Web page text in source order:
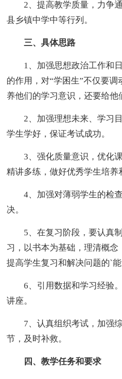
2、提高教学质量，力争通
县乡镇中学中等行列。
三、具体思路
1、加强思想政治工作和日
的作用，对“学困生”不仅要
养他们的学习意识，还要给他
2、加强理想未来、学习目
学生学好，保证考试成功。
3、强化质量意识，优化课
精讲多练，做好优秀学生培养
4、加强对薄弱学生的检查
决。
5、在复习阶段，要认真制
习，以书本为基础，理清概念
提高学生复习和解决问题的`能
6、引用数据和学习经验。
讲座。
7、认真组织考试，加强综
节，及时补救。
四、教学任务和要求